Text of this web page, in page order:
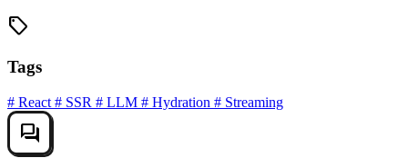
sell
Tags
# React # SSR # LLM # Hydration # Streaming
forum